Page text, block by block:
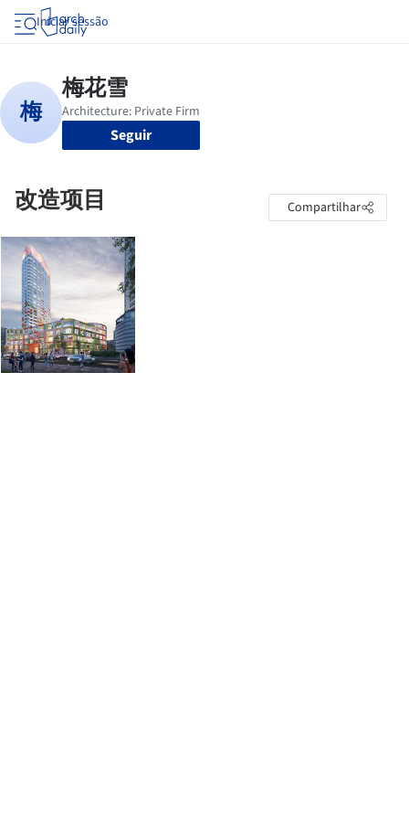
Iniciar sessão
Seguir
改造项目 Compartilhar